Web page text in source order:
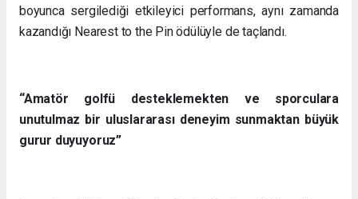
boyunca sergilediği etkileyici performans, aynı zamanda
kazandığı Nearest to the Pin ödülüyle de taçlandı.
“Amatör golfü desteklemekten ve sporculara
unutulmaz bir uluslararası deneyim sunmaktan büyük
gurur duyuyoruz”